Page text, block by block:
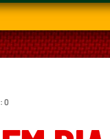
0